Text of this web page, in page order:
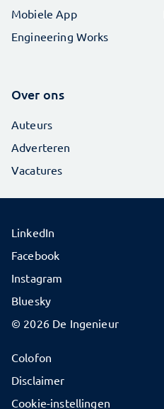
Mobiele App
Engineering Works
Over ons
Auteurs
Adverteren
Vacatures
© 2026 De Ingenieur
Colofon
Disclaimer
Cookie-instellingen
LinkedIn
Facebook
Instagram
Bluesky